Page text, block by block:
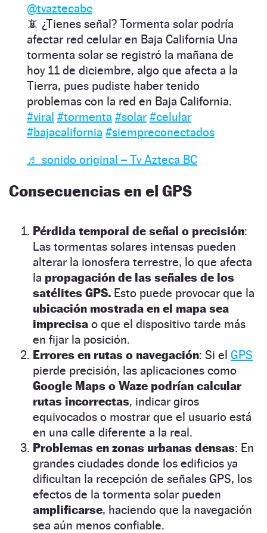
@tvaztecabc
📵 ¿Tienes señal? Tormenta solar podría
afectar red celular en Baja California Una
tormenta solar se registró la mañana de
hoy 11 de diciembre, algo que afecta a la
Tierra, pues pudiste haber tenido
problemas con la red en Baja California.
#viral #tormenta #solar #celular
#bajacalifornia #siempreconectados
♬ sonido original – Tv Azteca BC
Consecuencias en el GPS
Pérdida temporal de señal o precisión:
Las tormentas solares intensas pueden
alterar la ionosfera terrestre, lo que afecta
la propagación de las señales de los
satélites GPS. Esto puede provocar que la
ubicación mostrada en el mapa sea
imprecisa o que el dispositivo tarde más
en fijar la posición.
Errores en rutas o navegación: Si el GPS
pierde precisión, las aplicaciones como
Google Maps o Waze podrían calcular
rutas incorrectas, indicar giros
equivocados o mostrar que el usuario está
en una calle diferente a la real.
Problemas en zonas urbanas densas: En
grandes ciudades donde los edificios ya
dificultan la recepción de señales GPS, los
efectos de la tormenta solar pueden
amplificarse, haciendo que la navegación
sea aún menos confiable.